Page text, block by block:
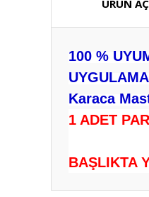
ÜRÜN
100 %
Karaca
1 ADET
BAŞLIKTA